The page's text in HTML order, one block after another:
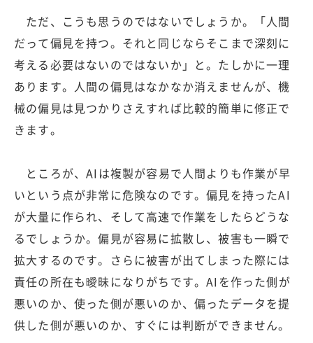
ただ、こうも思うのではないでしょうか。「人間
だって偏見を持つ。それと同じならそこまで深刻に
考える必要はないのではないか」と。たしかに一理
あります。人間の偏見はなかなか消えませんが、機
械の偏見は見つかりさえすれば比較的簡単に修正で
きます。
ところが、AIは複製が容易で人間よりも作業が早
いという点が非常に危険なのです。偏見を持ったAI
が大量に作られ、そして高速で作業をしたらどうな
るでしょうか。偏見が容易に拡散し、被害も一瞬で
拡大するのです。さらに被害が出てしまった際には
責任の所在も曖昧になりがちです。AIを作った側が
悪いのか、使った側が悪いのか、偏ったデータを提
供した側が悪いのか、すぐには判断ができません。